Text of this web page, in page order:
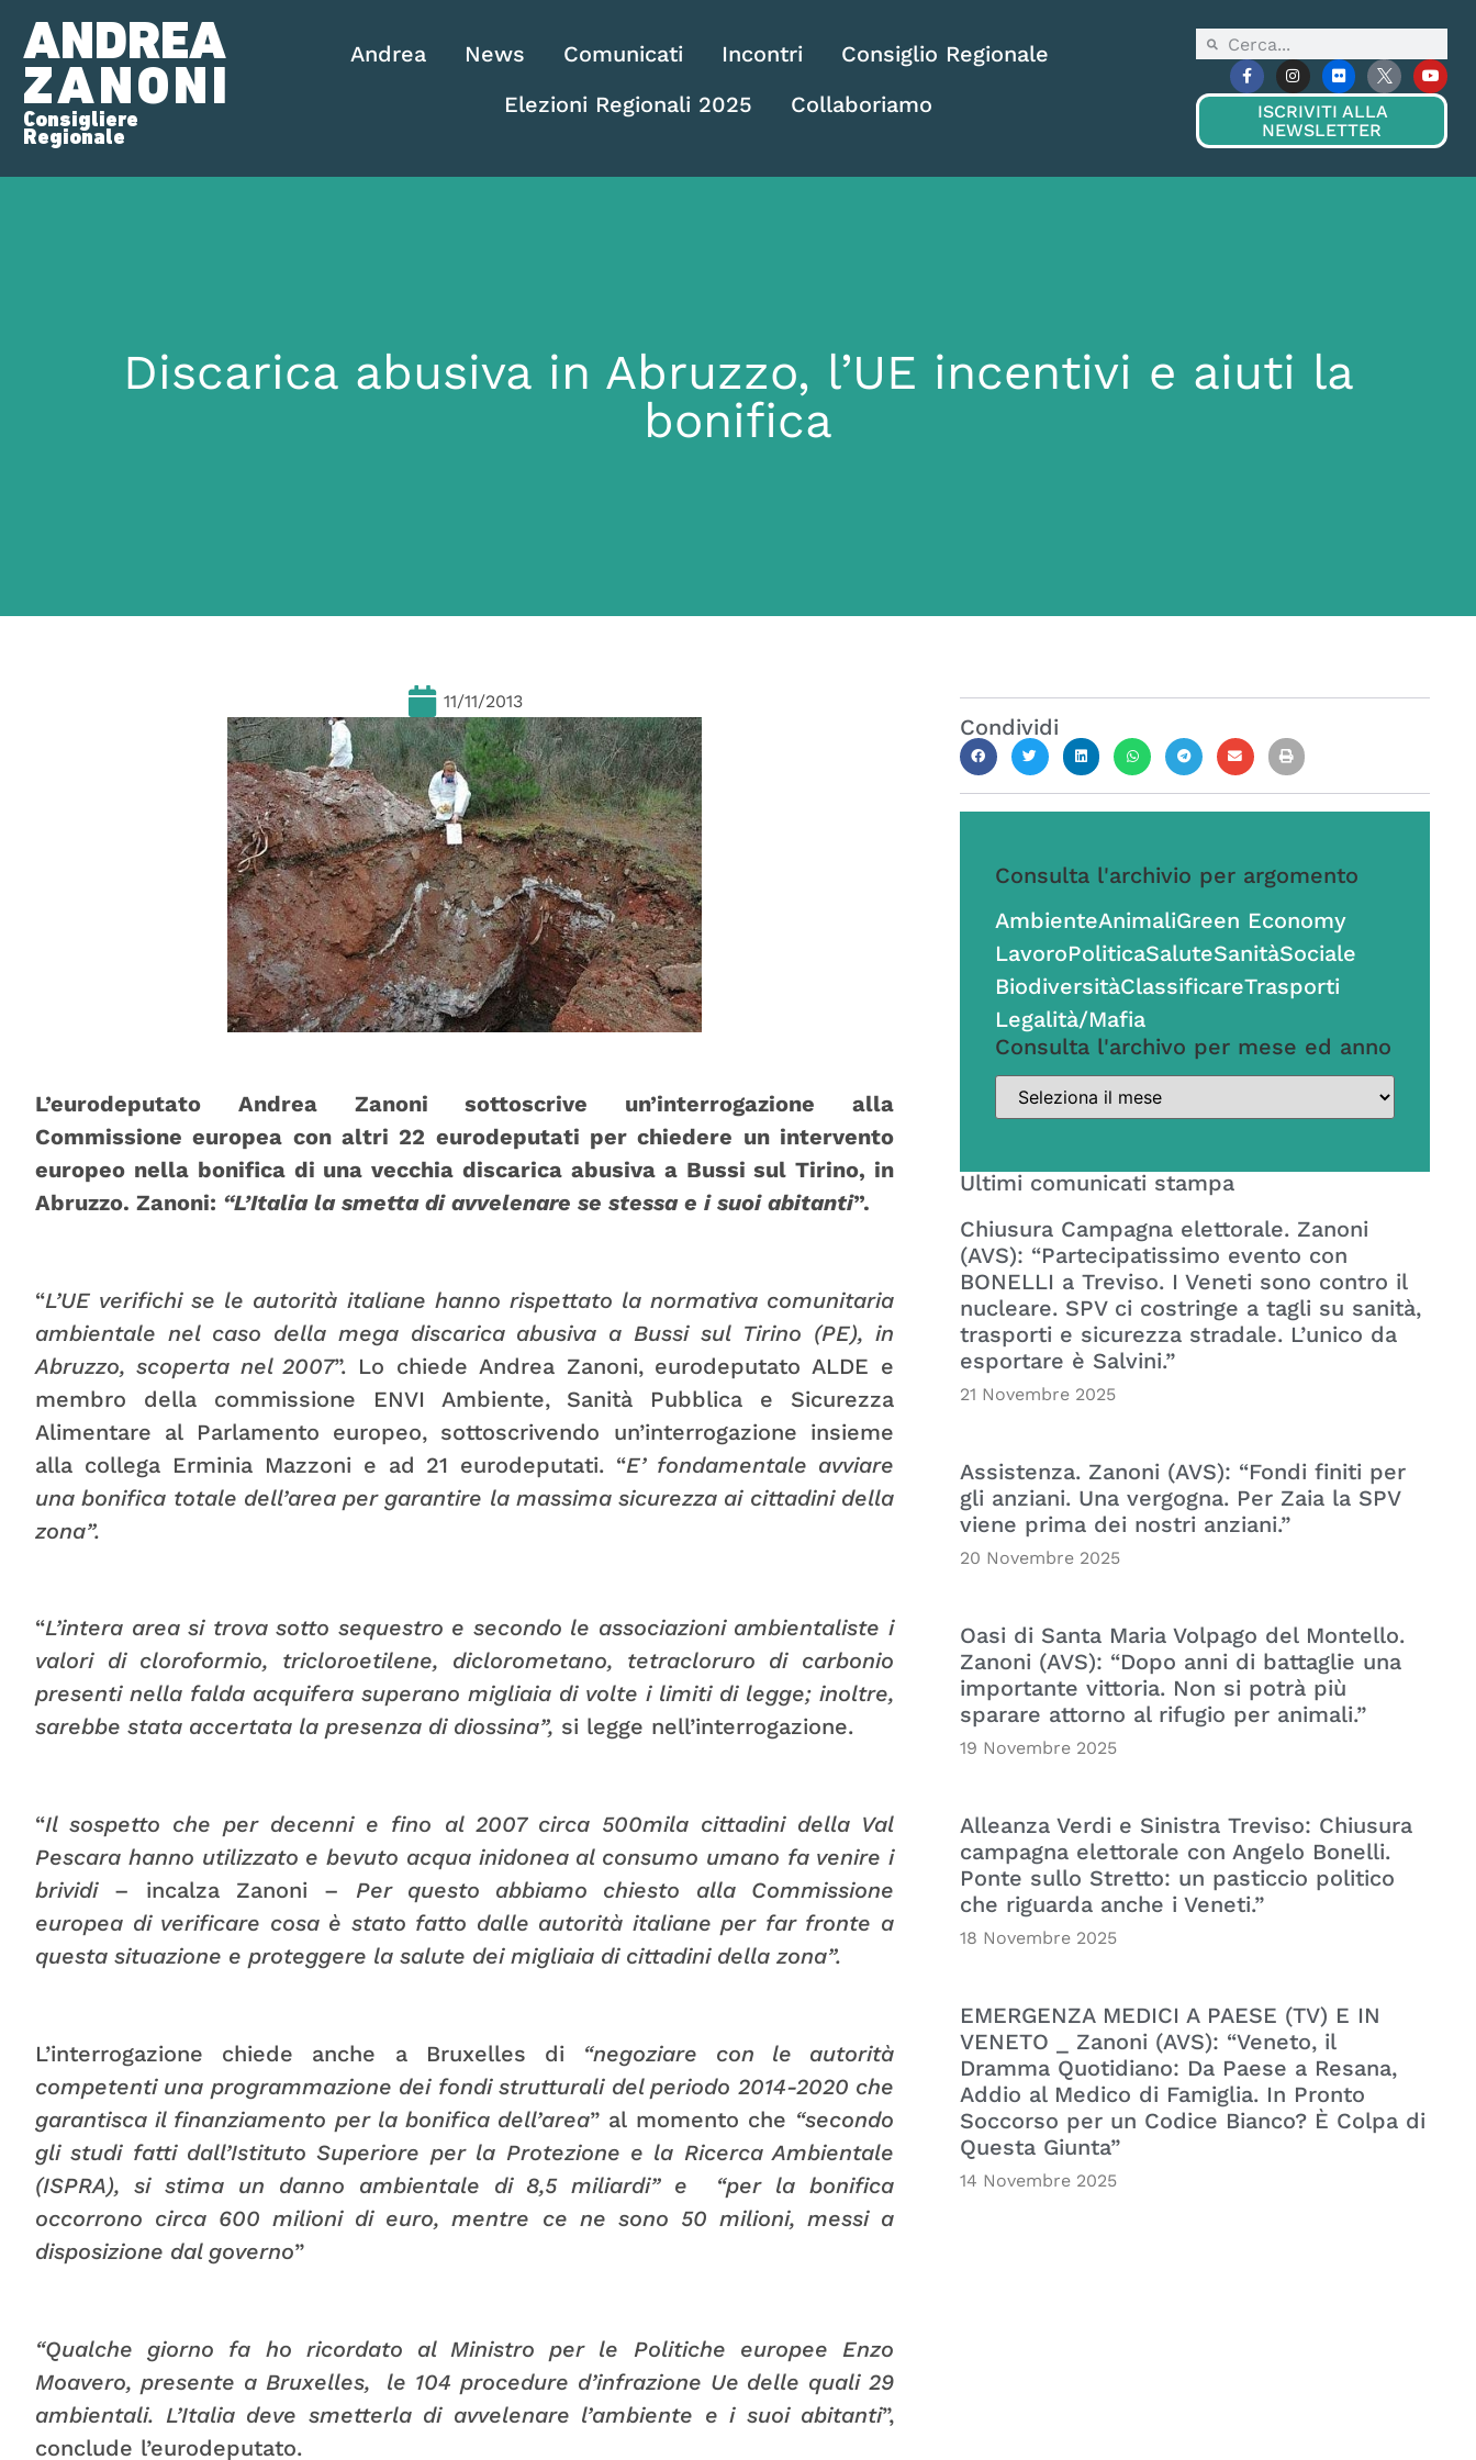
ANDREA
ZANONI
Consigliere
Regionale
Andrea News Comunicati Incontri
Consiglio Regionale
Elezioni Regionali 2025
Collaboriamo
ISCRIVITI ALLA
NEWSLETTER
Discarica abusiva in Abruzzo, l’UE incentivi e aiuti la
bonifica
11/11/2013
L’eurodeputato Andrea Zanoni sottoscrive un’interrogazione alla
Commissione europea con altri 22 eurodeputati per chiedere un intervento
europeo nella bonifica di una vecchia discarica abusiva a Bussi sul Tirino, in
Abruzzo. Zanoni: “L’Italia la smetta di avvelenare se stessa e i suoi abitanti”.
“L’UE verifichi se le autorità italiane hanno rispettato la normativa comunitaria
ambientale nel caso della mega discarica abusiva a Bussi sul Tirino (PE), in
Abruzzo, scoperta nel 2007”. Lo chiede Andrea Zanoni, eurodeputato ALDE e
membro della commissione ENVI Ambiente, Sanità Pubblica e Sicurezza
Alimentare al Parlamento europeo, sottoscrivendo un’interrogazione insieme
alla collega Erminia Mazzoni e ad 21 eurodeputati. “E’ fondamentale avviare
una bonifica totale dell’area per garantire la massima sicurezza ai cittadini della
zona”.
“L’intera area si trova sotto sequestro e secondo le associazioni ambientaliste i
valori di cloroformio, tricloroetilene, diclorometano, tetracloruro di carbonio
presenti nella falda acquifera superano migliaia di volte i limiti di legge; inoltre,
sarebbe stata accertata la presenza di diossina”, si legge nell’interrogazione.
“Il sospetto che per decenni e fino al 2007 circa 500mila cittadini della Val
Pescara hanno utilizzato e bevuto acqua inidonea al consumo umano fa venire i
brividi– incalza Zanoni – Per questo abbiamo chiesto alla Commissione
europea di verificare cosa è stato fatto dalle autorità italiane per far fronte a
questa situazione e proteggere la salute dei migliaia di cittadini della zona”.
L’interrogazione chiede anche a Bruxelles di “negoziare con le autorità
competenti una programmazione dei fondi strutturali del periodo 2014-2020 che
garantisca il finanziamento per la bonifica dell’area” al momento che “secondo
gli studi fatti dall’Istituto Superiore per la Protezione e la Ricerca Ambientale
(ISPRA), si stima un danno ambientale di 8,5 miliardi” e “per la bonifica
occorrono circa 600 milioni di euro, mentre ce ne sono 50 milioni, messi a
disposizione dal governo”
“Qualche giorno fa ho ricordato al Ministro per le Politiche europee Enzo
Moavero, presente a Bruxelles, le 104 procedure d’infrazione Ue delle quali 29
ambientali. L’Italia deve smetterla di avvelenare l’ambiente e i suoi abitanti”,
conclude l’eurodeputato.
Condividi
Consulta l'archivio per argomento
AmbienteAnimaliGreen Economy
LavoroPoliticaSaluteSanitàSociale
BiodiversitàClassificareTrasporti
Legalità/Mafia
Consulta l'archivo per mese ed anno
Ultimi comunicati stampa
Chiusura Campagna elettorale. Zanoni
(AVS): “Partecipatissimo evento con
BONELLI a Treviso. I Veneti sono contro il
nucleare. SPV ci costringe a tagli su sanità,
trasporti e sicurezza stradale. L’unico da
esportare è Salvini.”
21 Novembre 2025
Assistenza. Zanoni (AVS): “Fondi finiti per
gli anziani. Una vergogna. Per Zaia la SPV
viene prima dei nostri anziani.”
20 Novembre 2025
Oasi di Santa Maria Volpago del Montello.
Zanoni (AVS): “Dopo anni di battaglie una
importante vittoria. Non si potrà più
sparare attorno al rifugio per animali.”
19 Novembre 2025
Alleanza Verdi e Sinistra Treviso: Chiusura
campagna elettorale con Angelo Bonelli.
Ponte sullo Stretto: un pasticcio politico
che riguarda anche i Veneti.”
18 Novembre 2025
EMERGENZA MEDICI A PAESE (TV) E IN
VENETO _ Zanoni (AVS): “Veneto, il
Dramma Quotidiano: Da Paese a Resana,
Addio al Medico di Famiglia. In Pronto
Soccorso per un Codice Bianco? È Colpa di
Questa Giunta”
14 Novembre 2025